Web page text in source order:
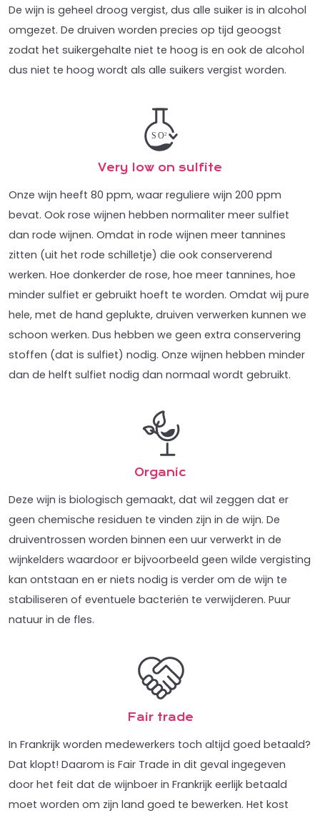
De wijn is geheel droog vergist, dus alle suiker is in alcohol
omgezet. De druiven worden precies op tijd geoogst
zodat het suikergehalte niet te hoog is en ook de alcohol
dus niet te hoog wordt als alle suikers vergist worden.
Very low on sulfite
Onze wijn heeft 80 ppm, waar reguliere wijn 200 ppm
bevat. Ook rose wijnen hebben normaliter meer sulfiet
dan rode wijnen. Omdat in rode wijnen meer tannines
zitten (uit het rode schilletje) die ook conserverend
werken. Hoe donkerder de rose, hoe meer tannines, hoe
minder sulfiet er gebruikt hoeft te worden. Omdat wij pure
hele, met de hand geplukte, druiven verwerken kunnen we
schoon werken. Dus hebben we geen extra conservering
stoffen (dat is sulfiet) nodig. Onze wijnen hebben minder
dan de helft sulfiet nodig dan normaal wordt gebruikt.
Organic
Deze wijn is biologisch gemaakt, dat wil zeggen dat er
geen chemische residuen te vinden zijn in de wijn. De
druiventrossen worden binnen een uur verwerkt in de
wijnkelders waardoor er bijvoorbeeld geen wilde vergisting
kan ontstaan en er niets nodig is verder om de wijn te
stabiliseren of eventuele bacteriën te verwijderen. Puur
natuur in de fles.
Fair trade
In Frankrijk worden medewerkers toch altijd goed betaald?
Dat klopt! Daarom is Fair Trade in dit geval ingegeven
door het feit dat de wijnboer in Frankrijk eerlijk betaald
moet worden om zijn land goed te bewerken. Het kost